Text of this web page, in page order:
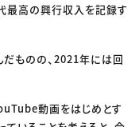
最高の興行収入を記録す
ものの、2021年には回
動画をはじめとす